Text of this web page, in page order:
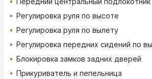
Регулировка руля по высоте
Регулировка руля по вылету
Регулировка передних сидений по
Блокировка замков задних дверей
Прикуриватель и пепельница